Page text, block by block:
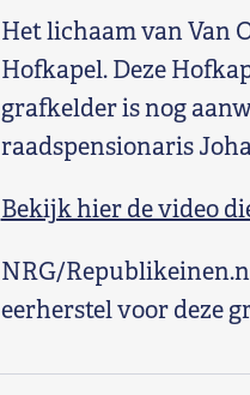
Het lichaam van Van
Hofkapel. Deze
grafkelder is nog
raadspensionaris
Bekijk hier de video
NRG/
eerherstel voor deze